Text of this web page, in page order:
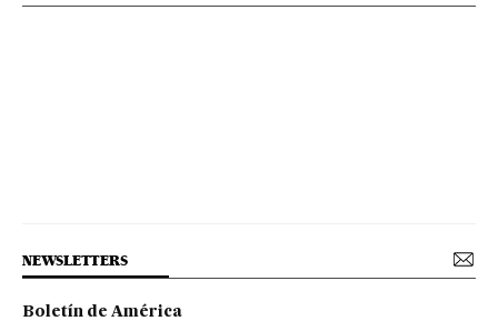
NEWSLETTERS
Boletín de América